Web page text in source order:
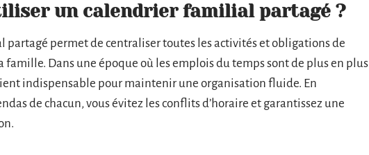
un calendrier familial partagé ?
partagé permet de centraliser toutes les activités et obligations de
famille. Dans une époque où les emplois du temps sont de plus en plus
indispensable pour maintenir une organisation fluide. En
de chacun, vous évitez les conflits d’horaire et garantissez une